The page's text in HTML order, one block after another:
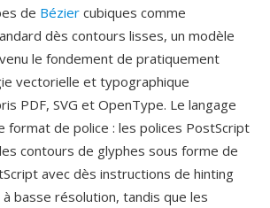
de Bézier cubiques comme
dès contours lisses, un modèle
le fondement de pratiquement
vectorielle et typographique
PDF, SVG et OpenType. Le langage
format de police : les polices PostScript
contours de glyphes sous forme de
avec dès instructions de hinting
basse résolution, tandis que les